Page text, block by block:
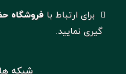
برای ارتباط با فروشگاه
گیری نمایید.
شبکه